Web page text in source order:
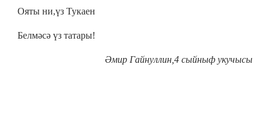
Ояты ни,үз Тукаен
Белмәсә үз татары!
Әмир Гайнуллин,4 сыйныф укучысы